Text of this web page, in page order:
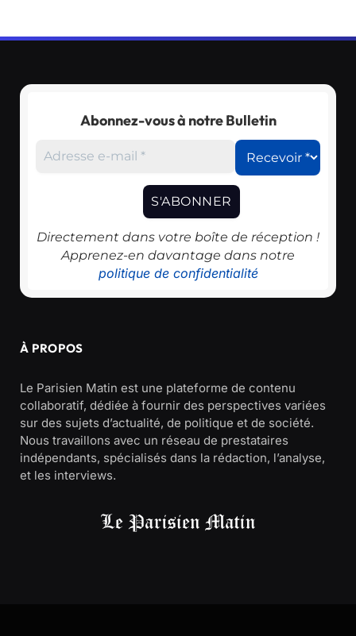
Abonnez-vous à notre Bulletin
Directement dans votre boîte de réception !
Apprenez-en davantage dans notre
politique de confidentialité
À PROPOS
Le Parisien Matin est une plateforme de contenu
collaboratif, dédiée à fournir des perspectives variées
sur des sujets d’actualité, de politique et de société.
Nous travaillons avec un réseau de prestataires
indépendants, spécialisés dans la rédaction, l’analyse,
et les interviews.